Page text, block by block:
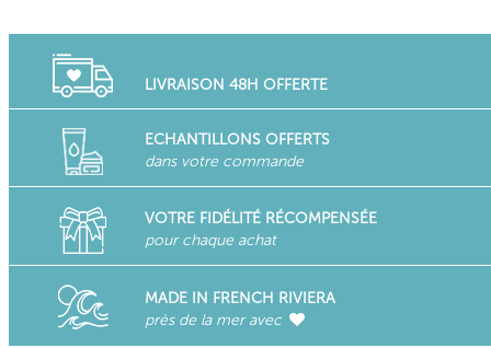
LIVRAISON 48H OFFERTE
ECHANTILLONS OFFERTS
dans votre commande
VOTRE FIDÉLITÉ RÉCOMPENSÉE
pour chaque achat
MADE IN FRENCH RIVIERA
près de la mer avec